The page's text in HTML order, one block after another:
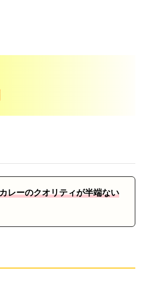
レーのクオリティが半端ない